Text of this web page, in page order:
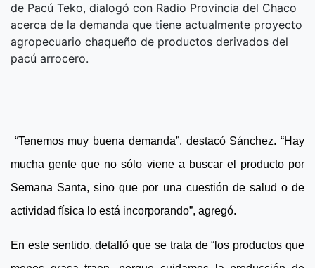
de Pacú Teko, dialogó con Radio Provincia del Chaco
acerca de la demanda que tiene actualmente proyecto
agropecuario chaqueño de productos derivados del
pacú arrocero.
“Tenemos muy buena demanda”, destacó Sánchez. “Hay
mucha gente que no sólo viene a buscar el producto por
Semana Santa, sino que por una cuestión de salud o de
actividad física lo está incorporando”, agregó.
En este sentido, detalló que se trata de “los productos que